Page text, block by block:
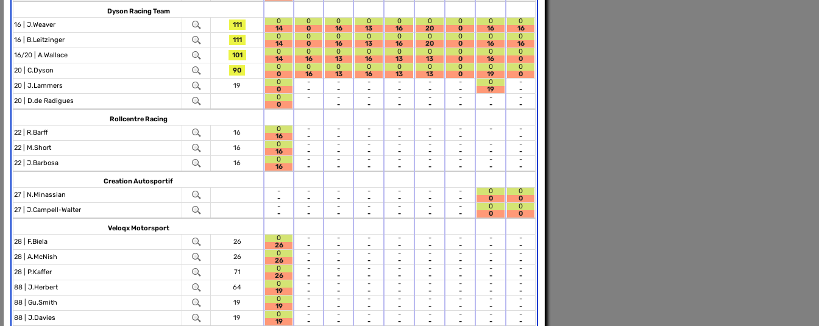
Dyson Racing Team
16 | J.Weaver 111
0
14
0
0
0
16
0
13
0
16
0
20
0
0
0
16
0
16
16 | B.Leitzinger 111
0
14
0
0
0
16
0
13
0
16
0
20
0
0
0
16
0
16
16/20 | A.Wallace 101
0
14
0
16
0
13
0
16
0
13
0
13
0
0
0
16
0
0
20 | C.Dyson 90
0
0
0
16
0
13
0
16
0
13
0
13
0
0
0
19
0
0
20 | J.Lammers 19
0
0
-
-
-
-
-
-
-
-
-
-
-
-
0
19
-
-
20 | D.de Radigues
0
0
-
-
-
-
-
-
-
-
-
-
-
-
-
-
-
Rollcentre Racing
22 | R.Barff 16
0
16
-
-
-
-
-
-
-
-
-
-
-
-
-
-
-
22 | M.Short 16
0
16
-
-
-
-
-
-
-
-
-
-
-
-
-
-
-
-
22 | J.Barbosa 16
0
16
-
-
-
-
-
-
-
-
-
-
-
-
-
-
-
-
Creation Autosportif
27 | N.Minassian
-
-
-
-
-
-
-
-
-
-
-
-
-
-
0
0
0
0
27 | J.Campell-Walter
-
-
-
-
-
-
-
-
-
-
-
-
-
-
0
0
0
0
Veloqx Motorsport
28 | F.Biela 26
0
26
-
-
-
-
-
-
-
-
-
-
-
-
-
-
-
-
28 | A.McNish 26
0
26
-
-
-
-
-
-
-
-
-
-
-
-
-
-
-
-
28 | P.Kaffer 71
0
26
-
-
-
-
-
-
-
-
-
-
-
-
-
-
-
-
88 | J.Herbert 64
0
19
-
-
-
-
-
-
-
-
-
-
-
-
-
-
-
-
88 | Gu.Smith 19
0
19
-
-
-
-
-
-
-
-
-
-
-
-
-
-
-
-
88 | J.Davies 19
0
19
-
-
-
-
-
-
-
-
-
-
-
-
-
-
-
-